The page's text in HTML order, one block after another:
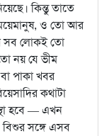
কিন্তু তাতে
ও তো আর
সব লোকই তো
নয় যে ভীম
পাকা খবর
কথাটা
হবে — এখন
বিশুর সঙ্গে এসব